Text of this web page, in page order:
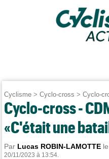
Cyclisme >Cyclo-cross >Cyclo-
Cyclo-cross -
«C'était une
Par Lucas ROBIN-LAMOTTE
20/11/2023 à 13:54.